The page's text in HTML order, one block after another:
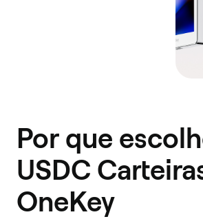
Por que
USDC
OneKey